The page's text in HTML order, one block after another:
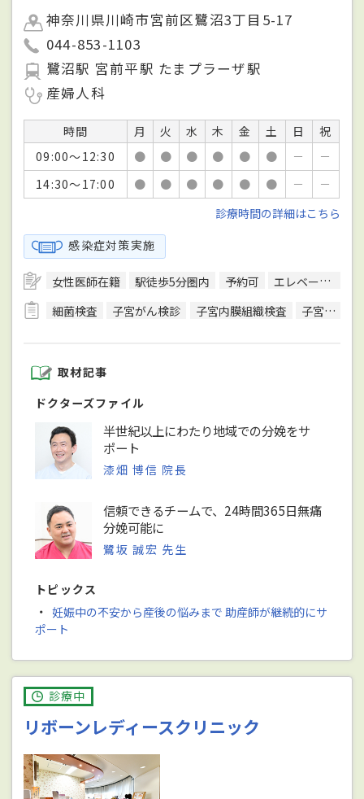
神奈川県川崎市宮前区鷺沼3丁目5-17
044-853-1103
鷺沼駅 宮前平駅 たまプラーザ駅
産婦人科
時間 月 火 水 木 金 土 日
祝
09:00～12:30
● ● ● ● ● ● －
－
14:30～17:00
● ● ● ● ● ● －
－
診療時間の詳細はこちら
感染症対策実施
女性医師在籍 駅徒歩5分圏内 予約可
エレベーターあり
細菌検査
子宮がん検診 子宮内膜組織検査 子宮頸がん検診
取材記事
ドクターズファイル
半世紀以上にわたり地域での分娩をサ
ポート
漆畑 博信 院長
信頼できるチームで、24時間365日無痛
分娩可能に
鷺坂 誠宏 先生
トピックス
・ 妊娠中の不安から産後の悩みまで 助産師が継続的にサ
ポート
診療中
リボーンレディースクリニック